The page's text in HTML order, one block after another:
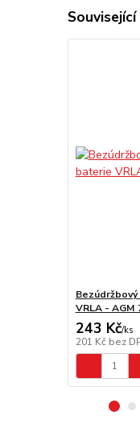
VRLA - AGM
243 Kč/ks
201 Kč bez